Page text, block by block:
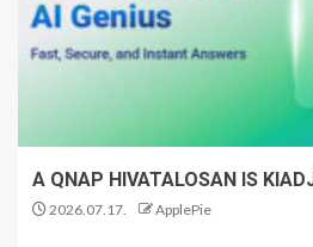
A QNAP HIVATALOSAN IS
2026.07.17. ApplePie